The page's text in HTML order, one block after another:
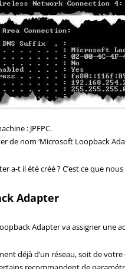
: JPFPC.
de nom ‘Microsoft Loopback
a-t il été créé ? C’est ce que
Adapter
Adapter va assigner une
déjà d’un réseau, soit de